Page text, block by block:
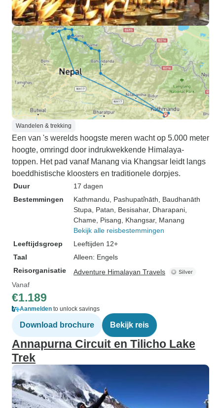
Wandelen & trekking
Een van 's werelds hoogste meren wacht op 5.000 meter
hoogte, omringd door indrukwekkende Himalaya-
toppen. Het pad vanaf Manang via Khangsar leidt langs
boeddhistische kloosters en traditionele dorpjes.
Duur
17 dagen
Bestemmingen
Kathmandu , Pashupati̇̄nāth , Baudhanāth
Stupa , Patan , Besisahar, Dharapani
Chame , Pisang , Khangsar, Manang
Bekijk alle reisbestemmingen
Leeftijdsgroep
Leeftijden 12+
Taal
Alleen: Engels
Reisorganisatie
Adventure Himalayan Travels
Vanaf
€1.189
Aanmelden to unlock savings
Download brochure Bekijk reis
Annapurna Circuit en Tilicho Lake
Trek